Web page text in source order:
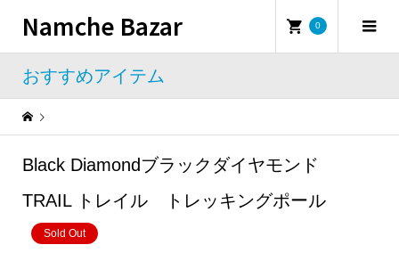
Namche Bazar 0
おすすめアイテム
: Undefined property: WP_Error::$name in
Black Diamondブラックダイヤモンド
TRAIL トレイル トレッキングポール
Sold Out